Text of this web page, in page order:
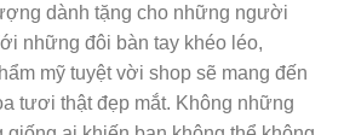
dành tặng cho những người
những đôi bàn tay khéo léo,
mỹ tuyệt vời shop sẽ mang đến
tươi thật đẹp mắt. Không những